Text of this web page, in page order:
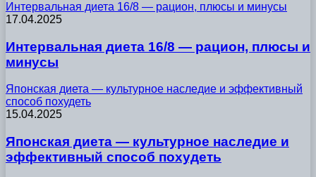
Интервальная диета 16/8 — рацион, плюсы и минусы
17.04.2025
Интервальная диета 16/8 — рацион, плюсы и
минусы
Японская диета — культурное наследие и эффективный
способ похудеть
15.04.2025
Японская диета — культурное наследие и
эффективный способ похудеть